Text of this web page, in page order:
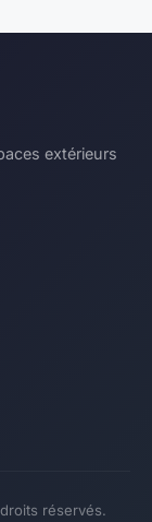
extérieurs
réservés.